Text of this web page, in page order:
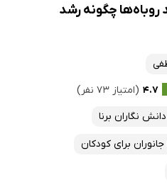
روباه‌ها چگونه رشد
۴.۷ (امتیاز ۷۳ نفر)
نگاران برنا
جانوران برای کودکان